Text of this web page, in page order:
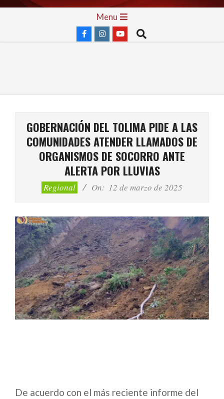
Skip
Menu
Search
GOBERNACIÓN DEL TOLIMA PIDE A LAS
COMUNIDADES ATENDER LLAMADOS DE
ORGANISMOS DE SOCORRO ANTE
ALERTA POR LLUVIAS
Regional On: 12 de marzo de 2025
De acuerdo con el más reciente informe del